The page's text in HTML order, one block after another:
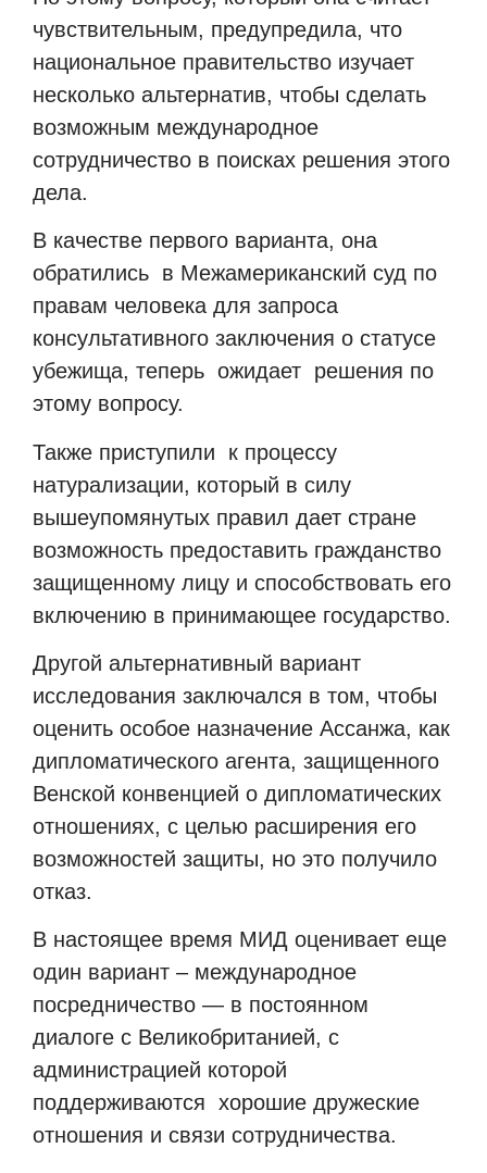
чувствительным, предупредила, что
национальное правительство изучает
несколько альтернатив, чтобы сделать
возможным международное
сотрудничество в поисках решения этого
дела.
В качестве первого варианта, она
обратились в Межамериканский суд по
правам человека для запроса
консультативного заключения о статусе
убежища, теперь ожидает решения по
этому вопросу.
Также приступили к процессу
натурализации, который в силу
вышеупомянутых правил дает стране
возможность предоставить гражданство
защищенному лицу и способствовать его
включению в принимающее государство.
Другой альтернативный вариант
исследования заключался в том, чтобы
оценить особое назначение Ассанжа, как
дипломатического агента, защищенного
Венской конвенцией о дипломатических
отношениях, с целью расширения его
возможностей защиты, но это получило
отказ.
В настоящее время МИД оценивает еще
один вариант – международное
посредничество — в постоянном
диалоге с Великобританией, с
администрацией которой
поддерживаются хорошие дружеские
отношения и связи сотрудничества.